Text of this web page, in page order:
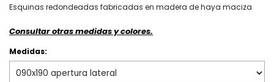
Esquinas redondeadas fabricadas en madera de haya maciza
Consultar otras medidas y colores.
Medidas: